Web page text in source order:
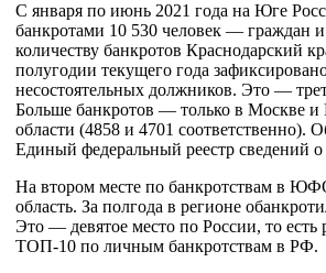
С января по июнь 2021 года на Юге
банкротами 10 530 человек — граждан
количеству банкротов Краснодарский
полугодии текущего года
несостоятельных должников. Это —
Больше банкротов — только в Москве и
области (4858 и 4701 соответственно).
Единый федеральный реестр сведений о
На втором месте по банкротствам в
область. За полгода в регионе
Это — девятое место по России, то есть
ТОП-10 по личным банкротствам в РФ.